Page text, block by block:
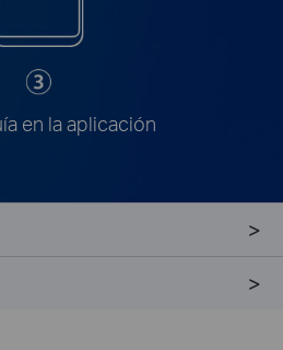
en la aplicación